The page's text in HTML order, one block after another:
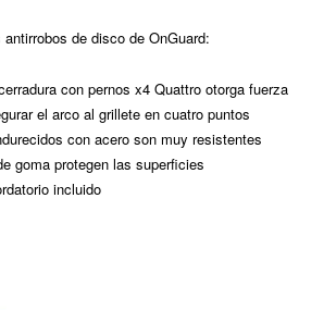
de disco de OnGuard:
el arco al grillete en cuatro puntos
con acero son muy resistentes
goma protegen las superficies
incluido